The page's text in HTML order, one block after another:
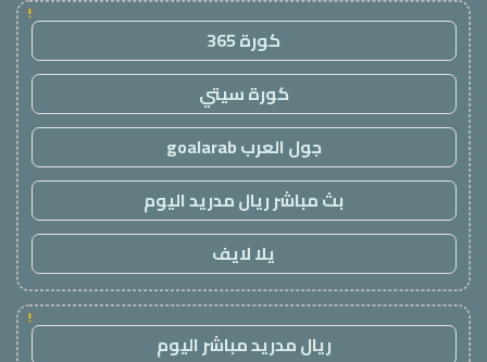
!
كورة 365
كورة سيتي
جول العرب goalarab
بث مباشر ريال مدريد اليوم
يلا لايف
!
ريال مدريد مباشر اليوم